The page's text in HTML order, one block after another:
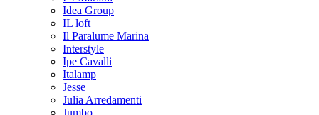
Idea Group
IL loft
Il Paralume Marina
Interstyle
Ipe Cavalli
Italamp
Jesse
Julia Arredamenti
Jumbo